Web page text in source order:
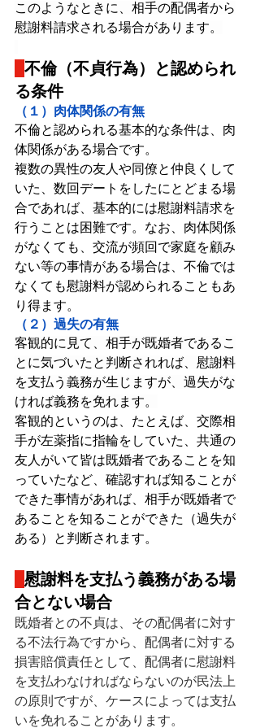
このようなときに、相手の配偶者から
慰謝料請求される場合があります。
不倫（不貞行為）と認められ
る条件
（１）肉体関係の有無
不倫と認められる基本的な条件は、肉
体関係がある場合です。
複数の異性の友人や同僚と仲良くして
いた、数回デートをしたにとどまる場
合であれば、基本的には慰謝料請求を
行うことは困難です。なお、肉体関係
がなくても、交流が頻回で家庭を顧み
ない等の事情がある場合は、不倫では
なくても慰謝料が認められることもあ
り得ます。
（２）過失の有無
客観的に見て、相手が既婚者であるこ
とに気づいたと判断されれば、慰謝料
を支払う義務が生じますが、過失がな
ければ義務を免れます。
客観的というのは、たとえば、交際相
手が左薬指に指輪をしていた、共通の
友人がいて皆は既婚者であることを知
っていたなど、確認すれば知ることが
できた事情があれば、相手が既婚者で
あることを知ることができた（過失が
ある）と判断されます。
慰謝料を支払う義務がある場
合とない場合
既婚者との不貞は、その配偶者に対す
る不法行為ですから、配偶者に対する
損害賠償責任として、配偶者に慰謝料
を支払わなければならないのが民法上
の原則ですが、ケースによっては支払
いを免れることがあります。